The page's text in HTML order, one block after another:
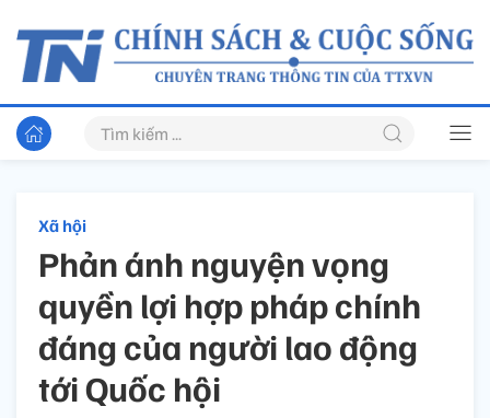
Xã hội
Phản ánh nguyện vọng
quyền lợi hợp pháp chính
đáng của người lao động
tới Quốc hội